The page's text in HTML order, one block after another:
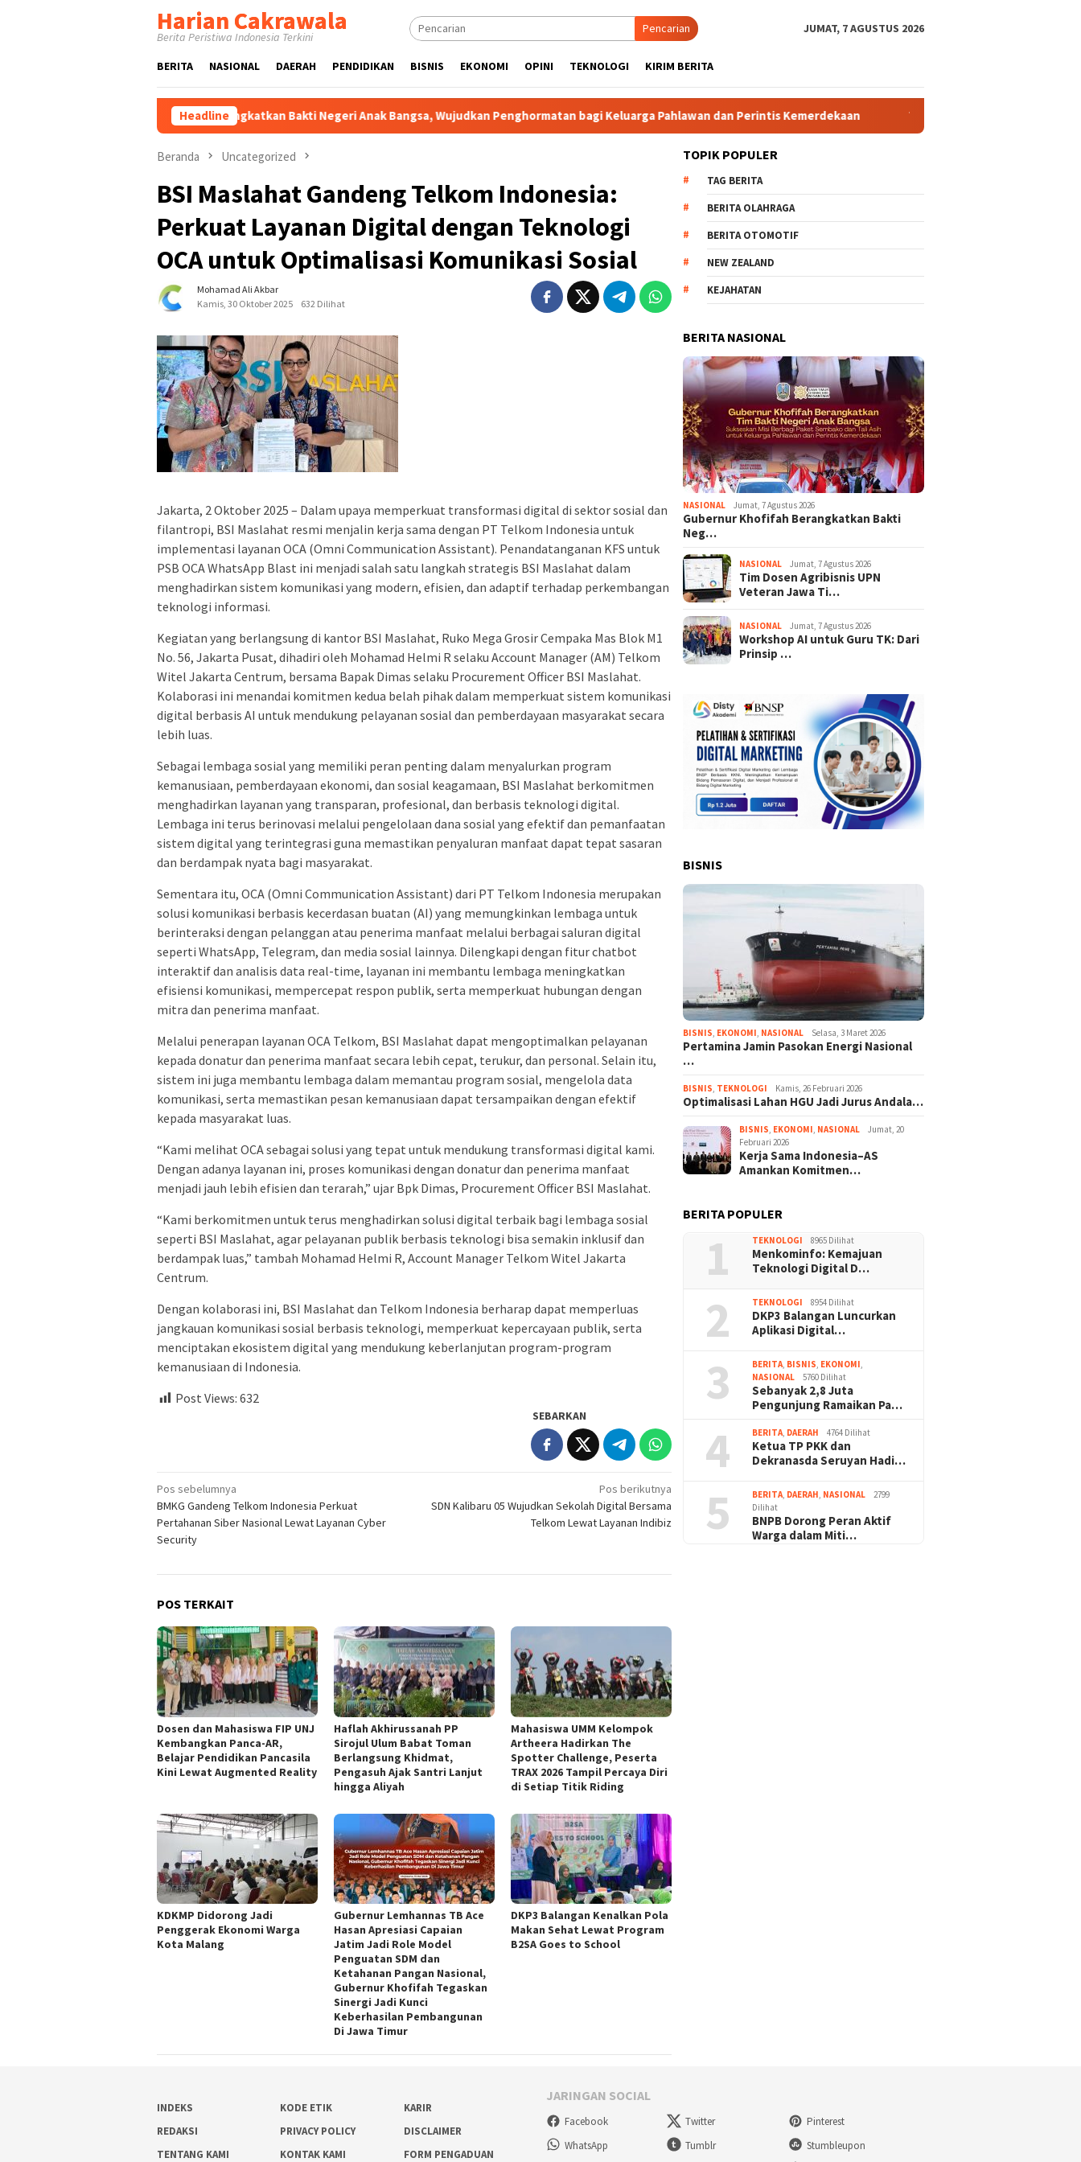
Harian Cakrawala
Berita Peristiwa Indonesia Terkini
Pencarian JUMAT, 7 AGUSTUS 2026
BERITA NASIONAL DAERAH PENDIDIKAN BISNIS EKONOMI OPINI TEKNOLOGI KIRIM BERITA
Headline
Gubernur Khofifah Berangkatkan Bakti Negeri Anak Bangsa, Wujudkan Penghormatan bagi Keluarga Pahlawan dan Perintis Kemerdekaan Tim Dosen Agribisnis UPN Veteran Jawa
Beranda Uncategorized
BSI Maslahat Gandeng Telkom Indonesia:
Perkuat Layanan Digital dengan Teknologi
OCA untuk Optimalisasi Komunikasi Sosial
Mohamad Ali Akbar
Kamis, 30 Oktober 2025
632 Dilihat
Jakarta, 2 Oktober 2025 – Dalam upaya memperkuat transformasi digital di sektor sosial dan
filantropi, BSI Maslahat resmi menjalin kerja sama dengan PT Telkom Indonesia untuk
implementasi layanan OCA (Omni Communication Assistant). Penandatanganan KFS untuk
PSB OCA WhatsApp Blast ini menjadi salah satu langkah strategis BSI Maslahat dalam
menghadirkan sistem komunikasi yang modern, efisien, dan adaptif terhadap perkembangan
teknologi informasi.
Kegiatan yang berlangsung di kantor BSI Maslahat, Ruko Mega Grosir Cempaka Mas Blok M1
No. 56, Jakarta Pusat, dihadiri oleh Mohamad Helmi R selaku Account Manager (AM) Telkom
Witel Jakarta Centrum, bersama Bapak Dimas selaku Procurement Officer BSI Maslahat.
Kolaborasi ini menandai komitmen kedua belah pihak dalam memperkuat sistem komunikasi
digital berbasis AI untuk mendukung pelayanan sosial dan pemberdayaan masyarakat secara
lebih luas.
Sebagai lembaga sosial yang memiliki peran penting dalam menyalurkan program
kemanusiaan, pemberdayaan ekonomi, dan sosial keagamaan, BSI Maslahat berkomitmen
menghadirkan layanan yang transparan, profesional, dan berbasis teknologi digital.
Lembaga ini terus berinovasi melalui pengelolaan dana sosial yang efektif dan pemanfaatan
sistem digital yang terintegrasi guna memastikan penyaluran manfaat dapat tepat sasaran
dan berdampak nyata bagi masyarakat.
Sementara itu, OCA (Omni Communication Assistant) dari PT Telkom Indonesia merupakan
solusi komunikasi berbasis kecerdasan buatan (AI) yang memungkinkan lembaga untuk
berinteraksi dengan pelanggan atau penerima manfaat melalui berbagai saluran digital
seperti WhatsApp, Telegram, dan media sosial lainnya. Dilengkapi dengan fitur chatbot
interaktif dan analisis data real-time, layanan ini membantu lembaga meningkatkan
efisiensi komunikasi, mempercepat respon publik, serta memperkuat hubungan dengan
mitra dan penerima manfaat.
Melalui penerapan layanan OCA Telkom, BSI Maslahat dapat mengoptimalkan pelayanan
kepada donatur dan penerima manfaat secara lebih cepat, terukur, dan personal. Selain itu,
sistem ini juga membantu lembaga dalam memantau program sosial, mengelola data
komunikasi, serta memastikan pesan kemanusiaan dapat tersampaikan dengan efektif
kepada masyarakat luas.
“Kami melihat OCA sebagai solusi yang tepat untuk mendukung transformasi digital kami.
Dengan adanya layanan ini, proses komunikasi dengan donatur dan penerima manfaat
menjadi jauh lebih efisien dan terarah,” ujar Bpk Dimas, Procurement Officer BSI Maslahat.
“Kami berkomitmen untuk terus menghadirkan solusi digital terbaik bagi lembaga sosial
seperti BSI Maslahat, agar pelayanan publik berbasis teknologi bisa semakin inklusif dan
berdampak luas,” tambah Mohamad Helmi R, Account Manager Telkom Witel Jakarta
Centrum.
Dengan kolaborasi ini, BSI Maslahat dan Telkom Indonesia berharap dapat memperluas
jangkauan komunikasi sosial berbasis teknologi, memperkuat kepercayaan publik, serta
menciptakan ekosistem digital yang mendukung keberlanjutan program-program
kemanusiaan di Indonesia.
Post Views: 632
SEBARKAN
Navigasi
pos
Pos sebelumnya
BMKG Gandeng Telkom Indonesia Perkuat
Pertahanan Siber Nasional Lewat Layanan Cyber
Security
Pos berikutnya
SDN Kalibaru 05 Wujudkan Sekolah Digital Bersama
Telkom Lewat Layanan Indibiz
POS TERKAIT
Dosen dan Mahasiswa FIP UNJ
Kembangkan Panca-AR,
Belajar Pendidikan Pancasila
Kini Lewat Augmented Reality
Haflah Akhirussanah PP
Sirojul Ulum Babat Toman
Berlangsung Khidmat,
Pengasuh Ajak Santri Lanjut
hingga Aliyah
Mahasiswa UMM Kelompok
Artheera Hadirkan The
Spotter Challenge, Peserta
TRAX 2026 Tampil Percaya Diri
di Setiap Titik Riding
KDKMP Didorong Jadi
Penggerak Ekonomi Warga
Kota Malang
Gubernur Lemhannas TB Ace
Hasan Apresiasi Capaian
Jatim Jadi Role Model
Penguatan SDM dan
Ketahanan Pangan Nasional,
Gubernur Khofifah Tegaskan
Sinergi Jadi Kunci
Keberhasilan Pembangunan
Di Jawa Timur
DKP3 Balangan Kenalkan Pola
Makan Sehat Lewat Program
B2SA Goes to School
TOPIK POPULER
TAG BERITA
BERITA OLAHRAGA
BERITA OTOMOTIF
NEW ZEALAND
KEJAHATAN
BERITA NASIONAL
NASIONAL Jumat, 7 Agustus 2026
Gubernur Khofifah Berangkatkan Bakti
Neg…
NASIONAL Jumat, 7 Agustus 2026
Tim Dosen Agribisnis UPN
Veteran Jawa Ti…
NASIONAL Jumat, 7 Agustus 2026
Workshop AI untuk Guru TK: Dari
Prinsip …
BISNIS
BISNIS, EKONOMI, NASIONAL Selasa, 3 Maret 2026
Pertamina Jamin Pasokan Energi Nasional
…
BISNIS, TEKNOLOGI Kamis, 26 Februari 2026
Optimalisasi Lahan HGU Jadi Jurus Andala…
BISNIS, EKONOMI, NASIONAL
Jumat, 20
Februari 2026
Kerja Sama Indonesia–AS
Amankan Komitmen…
BERITA POPULER
1 TEKNOLOGI 8965 Dilihat
Menkominfo: Kemajuan
Teknologi Digital D…
2 TEKNOLOGI 8954 Dilihat
DKP3 Balangan Luncurkan
Aplikasi Digital…
3 BERITA, BISNIS, EKONOMI,
NASIONAL
5760 Dilihat
Sebanyak 2,8 Juta
Pengunjung Ramaikan Pa…
4 BERITA, DAERAH 4764 Dilihat
Ketua TP PKK dan
Dekranasda Seruyan Hadi…
5 BERITA, DAERAH, NASIONAL
2799
Dilihat
BNPB Dorong Peran Aktif
Warga dalam Miti…
INDEKS KODE ETIK
KARIR
REDAKSI
PRIVACY POLICY
DISCLAIMER
TENTANG KAMI
KONTAK KAMI FORM PENGADUAN
JARINGAN SOCIAL
Facebook Twitter
Pinterest
WhatsApp
Tumblr Stumbleupon